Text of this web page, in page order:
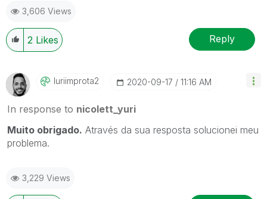
3,606 Views
2 Likes Reply
Iuriimprota2 ‎2020-09-17 11:16 AM
In response to nicolett_yuri
Muito obrigado. Através da sua resposta solucionei meu
problema.
3,229 Views